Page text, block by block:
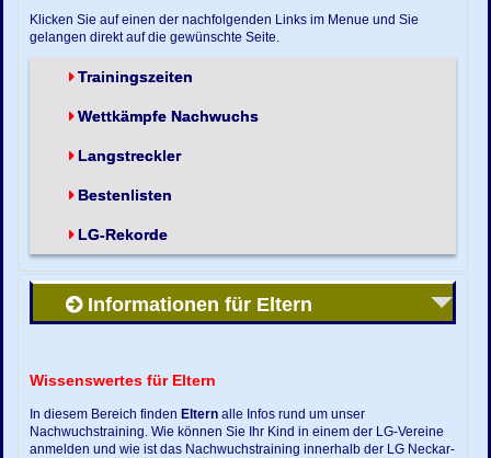
Klicken Sie auf einen der nachfolgenden Links im Menue und Sie
gelangen direkt auf die gewünschte Seite.
Trainingszeiten
Wettkämpfe Nachwuchs
Langstreckler
Bestenlisten
LG-Rekorde
Informationen für Eltern
Wissenswertes für Eltern
In diesem Bereich finden Eltern alle Infos rund um unser
Nachwuchstraining. Wie können Sie Ihr Kind in einem der LG-Vereine
anmelden und wie ist das Nachwuchstraining innerhalb der LG Neckar-